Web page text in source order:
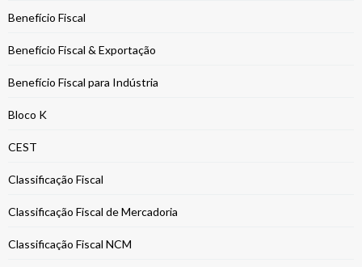
Benefício Fiscal
Benefício Fiscal & Exportação
Benefício Fiscal para Indústria
Bloco K
CEST
Classificação Fiscal
Classificação Fiscal de Mercadoria
Classificação Fiscal NCM